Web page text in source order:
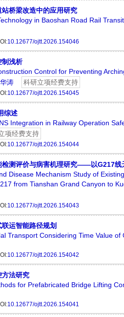
桥梁改造中的应用研究
in Baoshan Road Rail
10.12677/ojtt.2026.154046
制浅析
Control for Preventing
涛 科研立项经费支持
10.12677/ojtt.2026.154045
综述
Integration in Railway Operation
项经费支持
10.12677/ojtt.2026.154044
测评价与病害机理研究——以G217线
Disease Mechanism Study of
from Tianshan Grand Canyon to
10.12677/ojtt.2026.154043
运智能路径规划
Transport Considering Time Value
10.12677/ojtt.2026.154042
方法研究
for Prefabricated Bridge Lifting
10.12677/ojtt.2026.154041